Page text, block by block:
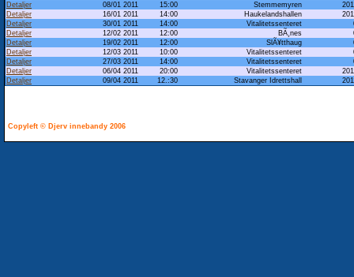
Detaljer
08/01 2011 15:00 Stemmemyren
Detaljer
16/01 2011 14:00 Haukelandshallen
Detaljer
30/01 2011 14:00 Vitalitetssenteret
Detaljer
12/02 2011 12:00 BÃ¸nes
Detaljer
19/02 2011 12:00 SlÃ¥tthaug
Detaljer
12/03 2011 10:00 Vitalitetssenteret
Detaljer
27/03 2011 14:00 Vitalitetssenteret
Detaljer
06/04 2011 20:00 Vitalitetssenteret
Detaljer
09/04 2011 12.:30 Stavanger Idrettshall
Copyleft © Djerv innebandy 2006